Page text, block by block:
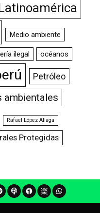
Medio ambiente
ilegal océanos
Petróleo
ambientales
Rafael López Aliaga
Protegidas